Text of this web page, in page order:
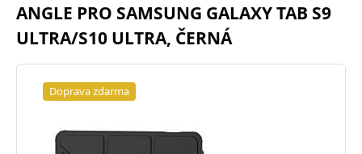
ANGLE PRO SAMSUNG GALAXY TAB S9
ULTRA/S10 ULTRA, ČERNÁ
Doprava zdarma